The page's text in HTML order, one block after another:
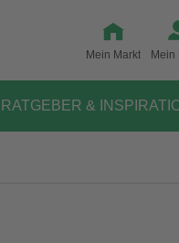
Mein Markt Mein
RATGEBER &